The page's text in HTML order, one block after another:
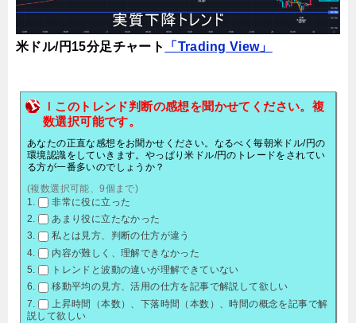
米ドル/円15分足チャート 「Trading View」
ｌこのトレンド判断の感想を聞かせてください。複
数選択可能です。
あなたの正直な感想をお聞かせください。なるべく毎朝米ドル/円の
環境認識をしていきます。やっぱり米ドル/円のトレードをされてい
る方が一番多いのでしょうか？
(複数選択可能、9個まで)
非常に役に立った
あまり役に立たなかった
私とは見方、判断の仕方が違う
内容が難しく、理解できなかった
トレンドと波動の違いが理解できていない
移動平均の見方、活用の仕方を記事で解説して欲しい
上昇時間（本数）、下落時間（本数）、時間の概念を記事で解
説して欲しい